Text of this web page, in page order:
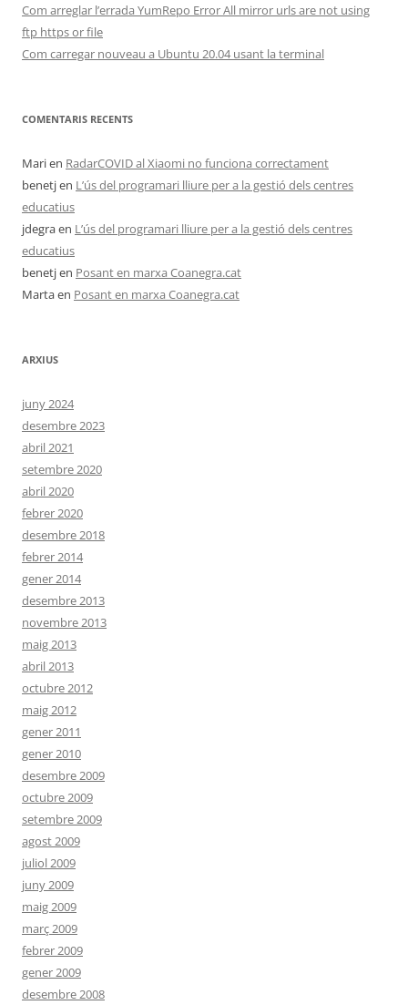
Com arreglar l’errada YumRepo Error All mirror urls are not using
ftp https or file
Com carregar nouveau a Ubuntu 20.04 usant la terminal
COMENTARIS RECENTS
Marien RadarCOVID al Xiaomi no funciona correctament
benetjen L’ús del programari lliure per a la gestió dels centres
educatius
jdegraen L’ús del programari lliure per a la gestió dels centres
educatius
benetjen Posant en marxa Coanegra.cat
Martaen Posant en marxa Coanegra.cat
ARXIUS
juny 2024
desembre 2023
abril 2021
setembre 2020
abril 2020
febrer 2020
desembre 2018
febrer 2014
gener 2014
desembre 2013
novembre 2013
maig 2013
abril 2013
octubre 2012
maig 2012
gener 2011
gener 2010
desembre 2009
octubre 2009
setembre 2009
agost 2009
juliol 2009
juny 2009
maig 2009
març 2009
febrer 2009
gener 2009
desembre 2008